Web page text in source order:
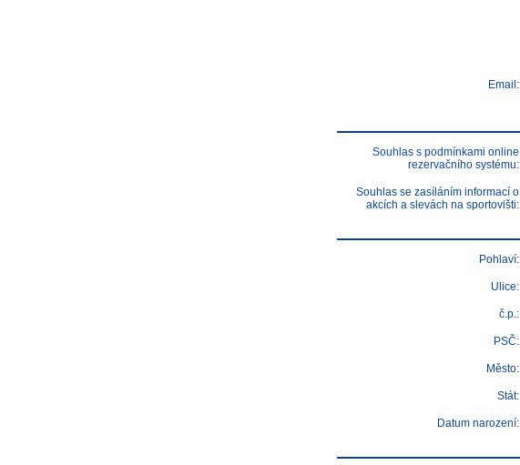
Email:
Souhlas s podmínkami online
rezervačního systému:
Souhlas se zasíláním informací o
akcích a slevách na sportovišti:
Pohlaví:
Ulice:
č.p.:
PSČ:
Město:
Stát:
Datum narození: